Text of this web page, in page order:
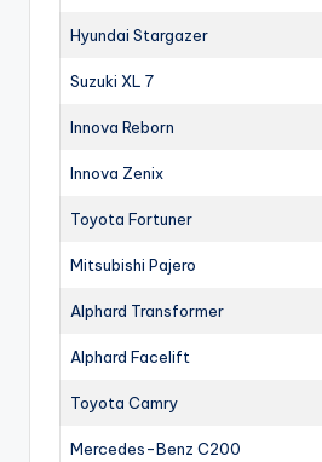
Hyundai Stargazer
Suzuki XL 7
Innova Reborn
Innova Zenix
Toyota Fortuner
Mitsubishi Pajero
Alphard Transformer
Alphard Facelift
Toyota Camry
Mercedes-Benz C200